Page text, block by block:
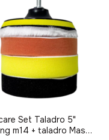
Set Taladro 5"
m14 + taladro Mas